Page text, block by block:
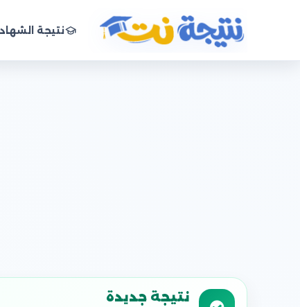
نتيجة نت
نتيجة
نتيجة جديدة